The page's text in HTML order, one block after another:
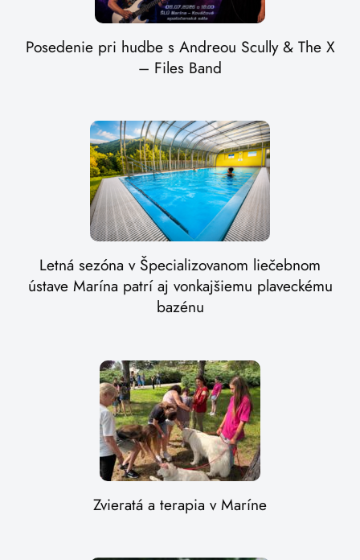
Posedenie pri hudbe s Andreou Scully & The X
– Files Band
Letná sezóna v Špecializovanom liečebnom
ústave Marína patrí aj vonkajšiemu plaveckému
bazénu
Zvieratá a terapia v Maríne